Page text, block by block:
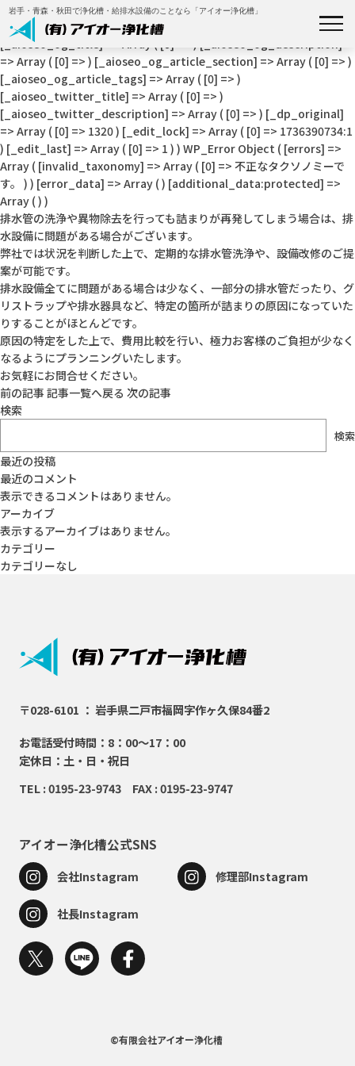
岩手・青森・秋田で浄化槽・給排水設備のことなら「アイオー浄化槽」
私たちについて
事業内容
施工事例
補助金について
会社概要
お知らせ
よくあるご質問
お問い合わせはこちら
会社Instagram 修理部Instagram
社長Instagram
Array ( [_aioseo_title] => Array ( [0] => ) [_aioseo_description] =>
Array ( [0] => ) [_aioseo_keywords] => Array ( [0] => )
[_aioseo_og_title] => Array ( [0] => ) [_aioseo_og_description]
=> Array ( [0] => ) [_aioseo_og_article_section] => Array ( [0] => )
[_aioseo_og_article_tags] => Array ( [0] => )
[_aioseo_twitter_title] => Array ( [0] => )
[_aioseo_twitter_description] => Array ( [0] => ) [_dp_original]
=> Array ( [0] => 1320 ) [_edit_lock] => Array ( [0] => 1736390734:1
) [_edit_last] => Array ( [0] => 1 ) ) WP_Error Object ( [errors] =>
Array ( [invalid_taxonomy] => Array ( [0] => 不正なタクソノミーで
す。 ) ) [error_data] => Array ( ) [additional_data:protected] =>
Array ( ) )
排水管の洗浄や異物除去を行っても詰まりが再発してしまう場合は、排
水設備に問題がある場合がございます。
弊社では状況を判断した上で、定期的な排水管洗浄や、設備改修のご提
案が可能です。
排水設備全てに問題がある場合は少なく、一部分の排水管だったり、グ
リストラップや排水器具など、特定の箇所が詰まりの原因になっていた
りすることがほとんどです。
原因の特定をした上で、費用比較を行い、極力お客様のご負担が少なく
なるようにプランニングいたします。
お気軽にお問合せください。
前の記事 記事一覧へ戻る 次の記事
検索
検索
最近の投稿
最近のコメント
表示できるコメントはありません。
アーカイブ
表示するアーカイブはありません。
カテゴリー
カテゴリーなし
〒028-6101 ： 岩手県二戸市福岡字作ヶ久保84番2
お電話受付時間：8：00～17：00
定休日：土・日・祝日
TEL : 0195-23-9743 FAX : 0195-23-9747
アイオー浄化槽公式SNS
会社Instagram 修理部Instagram
社長Instagram
©有限会社アイオー浄化槽